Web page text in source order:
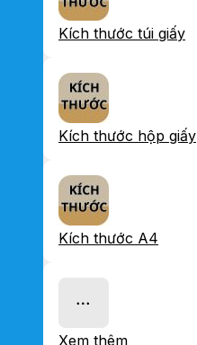
Kích thước túi giấy
Kích thước hộp giấy
Kích thước A4
Xem thêm